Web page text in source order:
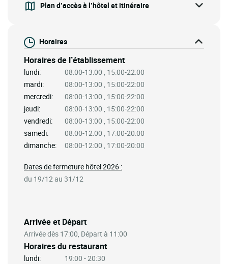
Plan d’accès à l’hôtel et itinéraire
Horaires
Horaires de l’établissement
lundi:
08:00-13:00 , 15:00-22:00
mardi:
08:00-13:00 , 15:00-22:00
mercredi:
08:00-13:00 , 15:00-22:00
jeudi:
08:00-13:00 , 15:00-22:00
vendredi:
08:00-13:00 , 15:00-22:00
samedi:
08:00-12:00 , 17:00-20:00
dimanche:
08:00-12:00 , 17:00-20:00
Arrivée et Départ
Arrivée dès 17:00, Départ à 11:00
Horaires du restaurant
lundi:
19:00 - 20:30
Dates de fermeture hôtel 2026 :
du 19/12 au 31/12